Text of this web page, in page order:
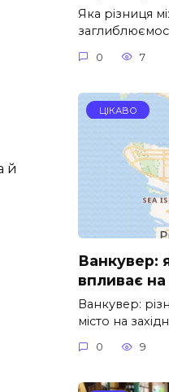
й
Яка різниця
0 7
ЦІКАВО
Ванкувер:
впливає
Ванкувер:
місто на
0 9